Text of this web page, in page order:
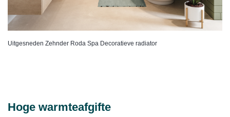
Uitgesneden Zehnder Roda Spa Decoratieve radiator
Hoge warmteafgifte